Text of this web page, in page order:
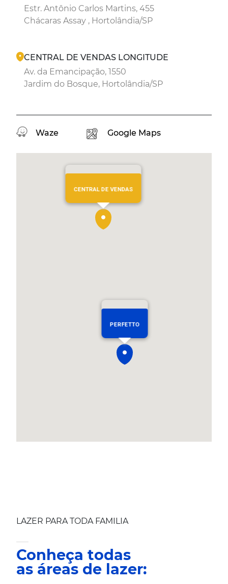
Estr. Antônio Carlos Martins, 455
Chácaras Assay , Hortolândia/SP
CENTRAL DE VENDAS LONGITUDE
Av. da Emancipação, 1550
Jardim do Bosque, Hortolândia/SP
Waze Google Maps
PERFETTO
CENTRAL DE VENDAS
LAZER PARA TODA FAMILIA
Conheça todas
as áreas de lazer: